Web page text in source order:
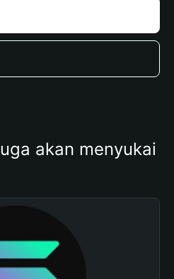
akan menyukai